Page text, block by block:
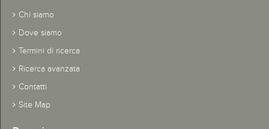
Chi siamo
Dove siamo
Termini di ricerca
Ricerca avanzata
Contatti
Site Map